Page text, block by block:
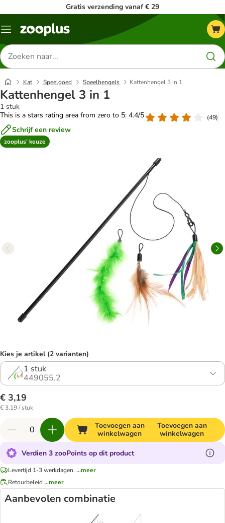
Gratis verzending vanaf € 29
Menu
Zoeken
naar
producten
Kat Speelgoed Speelhengels Kattenhengel 3 in 1
Kattenhengel 3 in 1
1 stuk
This is a stars rating area from zero to 5: 4.4/5
(49)
Schrijf een review
zooplus’ keuze
Kies je artikel (2 varianten)
1 stuk
449055.2
€ 3,19
€ 3,19 / stuk
Toevoegen aan
winkelwagen
Toevoegen aan
winkelwagen
Verdien 3 zooPoints op dit product
Levertijd 1-3 werkdagen. ...meer
Retourbeleid ...meer
Aanbevolen combinatie